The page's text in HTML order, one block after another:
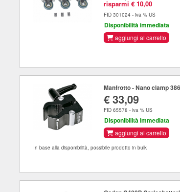
risparmi € 10,00
FID 301024 - iva % US
Disponibilità immediata
aggiungi al carrello
Manfrotto - Nano clamp
€ 33,09
FID 65578 - iva % US
Disponibilità immediata
aggiungi al carrello
In base alla disponibilità, possibile prodotto in bulk